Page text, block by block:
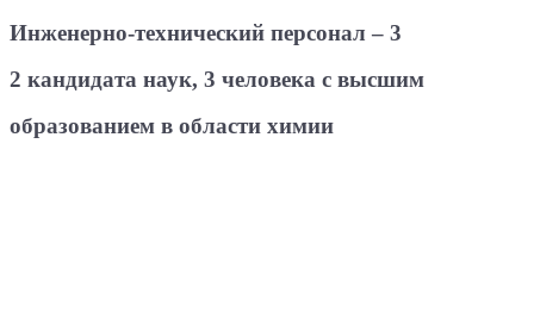
Инженерно-технический персонал – 3
2 кандидата наук, 3 человека с высшим
образованием в области химии